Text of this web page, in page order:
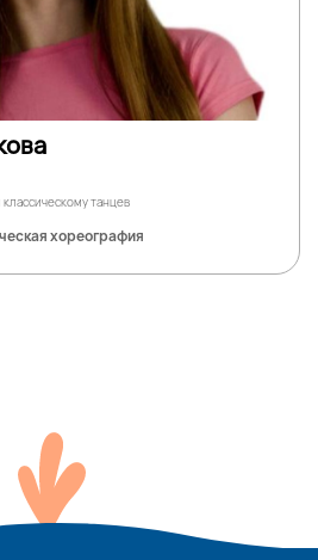
танцев
хореография